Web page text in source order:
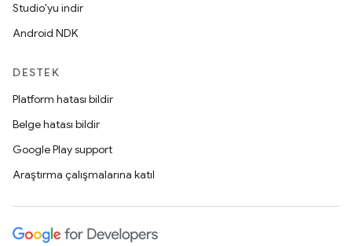
Studio'yu indir
Android NDK
DESTEK
Platform hatası bildir
Belge hatası bildir
Google Play support
Araştırma çalışmalarına katıl